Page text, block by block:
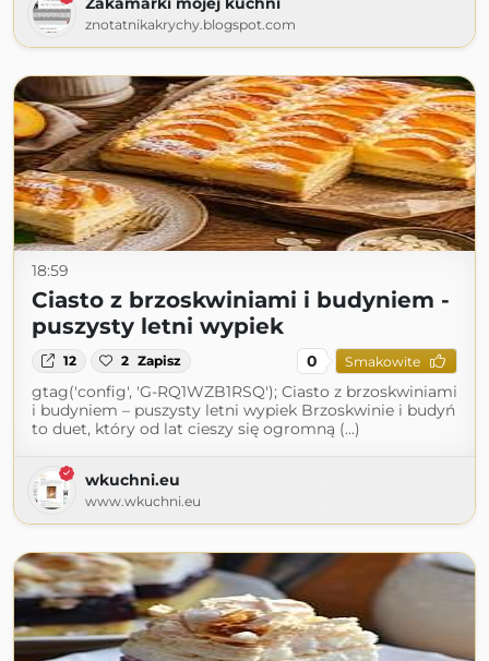
znotatnikakrychy.blogspot.com
18:59
Ciasto z brzoskwiniami i budyniem -
puszysty letni wypiek
12 2 Zapisz 0 Smakowite
gtag('config', 'G-RQ1WZB1RSQ'); Ciasto z brzoskwiniami
i budyniem – puszysty letni wypiek Brzoskwinie i budyń
to duet, który od lat cieszy się ogromną (...)
wkuchni.eu
www.wkuchni.eu